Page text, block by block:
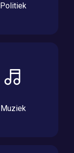
Politiek
Muziek